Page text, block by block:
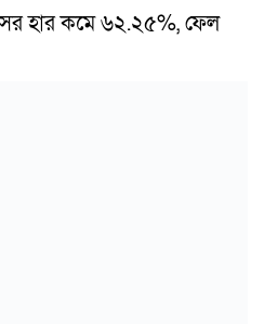
হার কমে ৬২.২৫%, ফেল